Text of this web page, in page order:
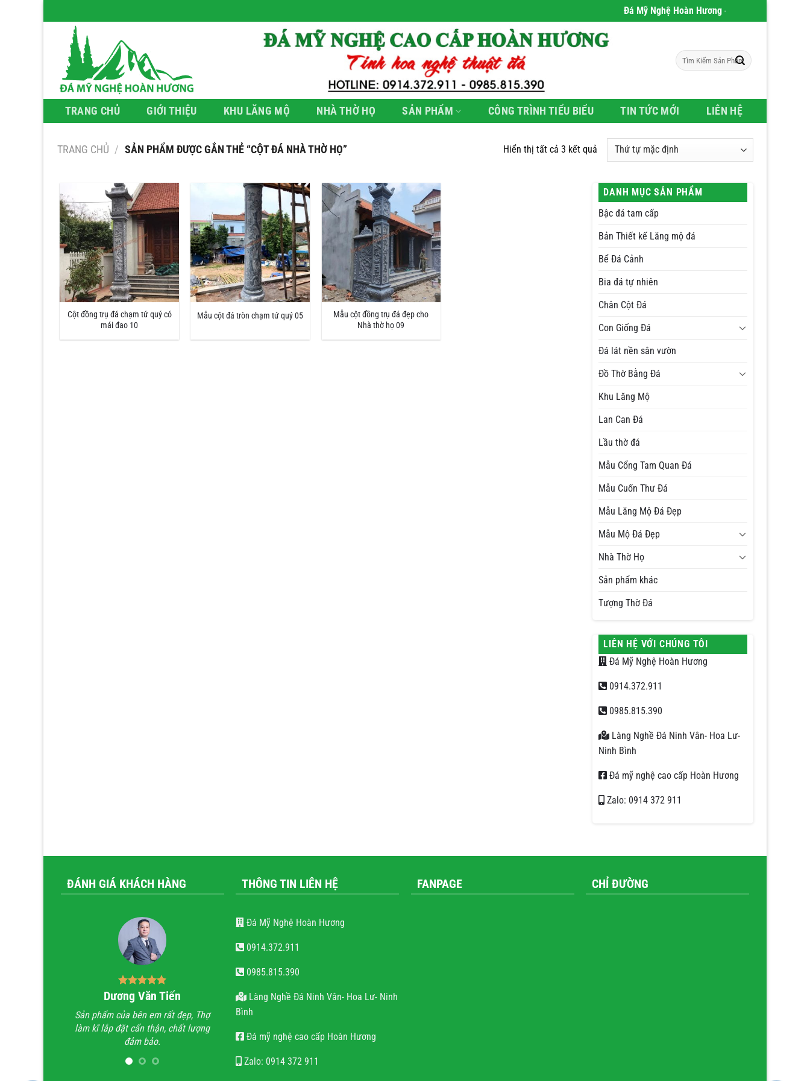
qua
Đá Mỹ Nghệ Hoàn Hương- Chúng tôi chuyên phân
Tìm
kiếm:
TRANG CHỦ GIỚI THIỆU KHU LĂNG MỘ NHÀ THỜ HỌ SẢN PHẨM CÔNG TRÌNH TIỂU BIỂU TIN TỨC MỚI LIÊN HỆ
TRANG CHỦ / SẢN PHẨM ĐƯỢC GẮN THẺ “CỘT ĐÁ NHÀ THỜ HỌ” Hiển thị tất cả 3 kết quả
Cột đồng trụ đá chạm tứ quý có
mái đao 10
Mẫu cột đá tròn chạm tứ quý 05
Mẫu cột đồng trụ đá đẹp cho
Nhà thờ họ 09
DANH MỤC SẢN PHẨM
Bậc đá tam cấp
Bản Thiết kế Lăng mộ đá
Bể Đá Cảnh
Bia đá tự nhiên
Chân Cột Đá
Con Giống Đá
Đá lát nền sân vườn
Đồ Thờ Bằng Đá
Khu Lăng Mộ
Lan Can Đá
Lầu thờ đá
Mẫu Cổng Tam Quan Đá
Mẫu Cuốn Thư Đá
Mẫu Lăng Mộ Đá Đẹp
Mẫu Mộ Đá Đẹp
Nhà Thờ Họ
Sản phẩm khác
Tượng Thờ Đá
LIÊN HỆ VỚI CHÚNG TÔI
Đá Mỹ Nghệ Hoàn Hương
0914.372.911
0985.815.390
Làng Nghề Đá Ninh Vân- Hoa Lư-
Ninh Bình
Đá mỹ nghệ cao cấp Hoàn Hương
Zalo: 0914 372 911
ĐÁNH GIÁ KHÁCH HÀNG
Dương Văn Tiến
Sản phẩm của bên em rất đẹp, Thợ
làm kĩ lắp đặt cẩn thận, chất lượng
đảm bảo.
Bùi Quốc Trung
Anh đã đi xem rất nhiều những công
trình lăng mộ đá, hầu hết mọi công
trình không thấy sự sắc sảo, tinh tế,
họ chỉ làm lăng mộ đá cho có, không
quan tâm đến thẩm mỹ và chất
nguyễn văn trọng
việc về đích đúng hẹn, chất lượng, uy
THÔNG TIN LIÊN HỆ
Đá Mỹ Nghệ Hoàn Hương
0914.372.911
0985.815.390
Làng Nghề Đá Ninh Vân- Hoa Lư- Ninh
Bình
Đá mỹ nghệ cao cấp Hoàn Hương
Zalo: 0914 372 911
FANPAGE CHỈ ĐƯỜNG